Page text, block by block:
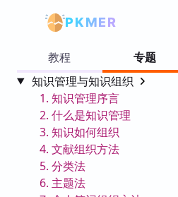
PKMER
教程
专题
知识管理与知识组织
1. 知识管理序言
2. 什么是知识管理
3. 知识如何组织
4. 文献组织方法
5. 分类法
6. 主题法